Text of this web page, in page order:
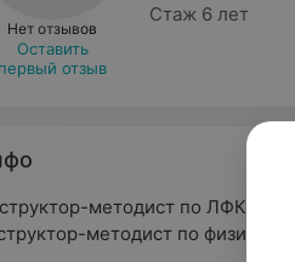
Нет отзывов
Оставить
первый отзыв
Стаж 6 лет
методист по ЛФК и
методист по